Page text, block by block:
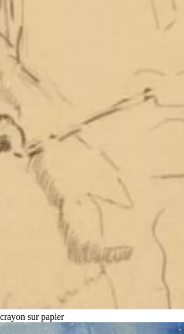
sur papier